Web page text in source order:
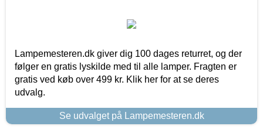
Lampemesteren.dk giver dig 100 dages returret, og der
følger en gratis lyskilde med til alle lamper. Fragten er
gratis ved køb over 499 kr. Klik her for at se deres
udvalg.
Se udvalget på Lampemesteren.dk